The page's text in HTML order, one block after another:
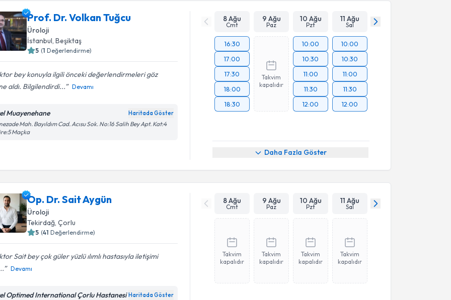
Prof. Dr. Volkan Tuğcu
Üroloji
İstanbul, Beşiktaş
5 (1 Değerlendirme)
bey konuyla ilgili önceki değerlendirmeleri göz
aldı. Bilgilendirdi...
Devamı
Muayenehane Haritada Göster
Mah. Bayıldım Cad. Acısu Sok. No:16 Salih Bey Apt. Kat:4
Maçka
8 Ağu
Cmt
9 Ağu
Paz
10 Ağu
Pzt
11 Ağu
Sal
16:30
17:00
17:30
18:00
18:30
Takvim
kapalıdır
10:00
10:30
11:00
11:30
12:00
10:00
10:30
11:00
11:30
12:00
Daha Fazla Göster
Op. Dr. Sait Aygün
Üroloji
Tekirdağ , Çorlu
5 (41 Değerlendirme)
Sait bey çok güler yüzlü ılımlı hastasıyla iletişimi
Devamı
Optimed International Çorlu Hastanesi Haritada Göster
8 Ağu
Cmt
9 Ağu
Paz
10 Ağu
Pzt
11 Ağu
Sal
Takvim
kapalıdır
Takvim
kapalıdır
Takvim
kapalıdır
Takvim
kapalıdır